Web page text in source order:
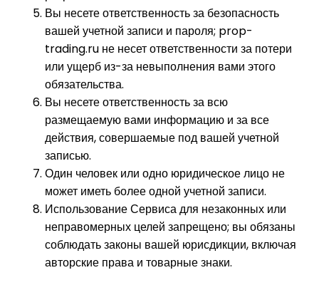
Вы несете ответственность за безопасность
вашей учетной записи и пароля; prop-
trading.ru не несет ответственности за потери
или ущерб из-за невыполнения вами этого
обязательства.
Вы несете ответственность за всю
размещаемую вами информацию и за все
действия, совершаемые под вашей учетной
записью.
Один человек или одно юридическое лицо не
может иметь более одной учетной записи.
Использование Сервиса для незаконных или
неправомерных целей запрещено; вы обязаны
соблюдать законы вашей юрисдикции, включая
авторские права и товарные знаки.